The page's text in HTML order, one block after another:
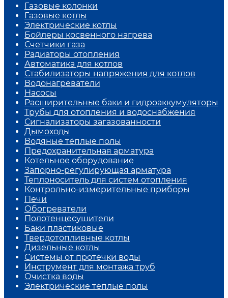
Газовые колонки
Газовые котлы
Электрические котлы
Бойлеры косвенного нагрева
Счетчики газа
Радиаторы отопления
Автоматика для котлов
Стабилизаторы напряжения для котлов
Водонагреватели
Насосы
Расширительные баки и гидроаккумуляторы
Трубы для отопления и водоснабжения
Сигнализаторы загазованности
Дымоходы
Водяные тёплые полы
Предохранительная арматура
Котельное оборудование
Запорно-регулирующая арматура
Теплоноситель для систем отопления
Контрольно-измерительные приборы
Печи
Обогреватели
Полотенцесушители
Баки пластиковые
Твердотопливные котлы
Дизельные котлы
Системы от протечки воды
Инструмент для монтажа труб
Очистка воды
Электрические теплые полы